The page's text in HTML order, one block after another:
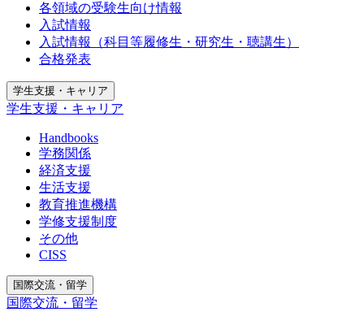
各領域の受験生向け情報
入試情報
入試情報（科目等履修生・研究生・聴講生）
合格発表
学生支援・キャリア
学生支援・キャリア
Handbooks
学務関係
経済支援
生活支援
教育推進機構
学修支援制度
その他
CISS
国際交流・留学
国際交流・留学